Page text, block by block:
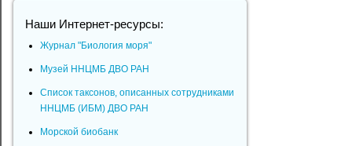
Наши Интернет-ресурсы:
Журнал "Биология моря"
Музей ННЦМБ ДВО РАН
Список таксонов, описанных сотрудниками
ННЦМБ (ИБМ) ДВО РАН
Морской биобанк